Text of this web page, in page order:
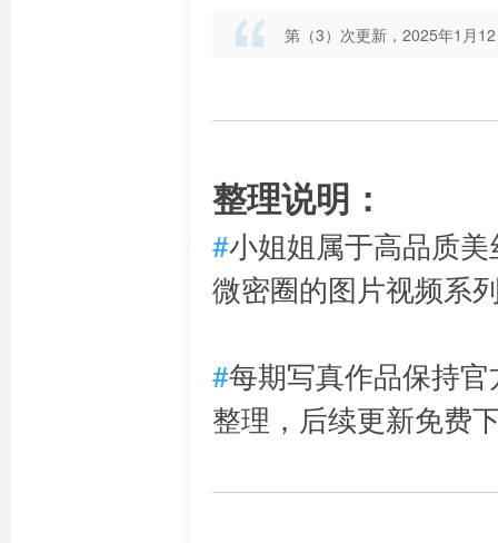
第（3）次更新，2025年1月
整理说明：
#小姐姐属于高品质
微密圈的图片视频系
#每期写真作品保持
整理，后续更新免费